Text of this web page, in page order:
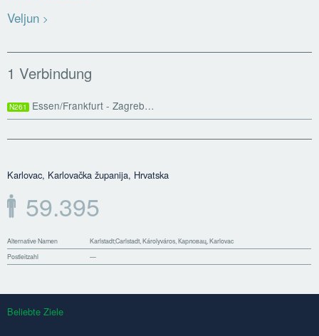
Veljun
1 Verbindung
N261 Essen/Frankfurt - Zagreb…
Karlovac, Karlovačka županija, Hrvatska
59.395
Alternative Namen
Karlstadt;Carlstadt, Károlyváros, Карловац, Karlovac
Postleitzahl
—
Beliebte Ziele